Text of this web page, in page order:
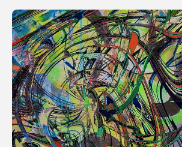
FAQ
利用規約
プライバシ−ポリシー
運営会社
お問い合わせ